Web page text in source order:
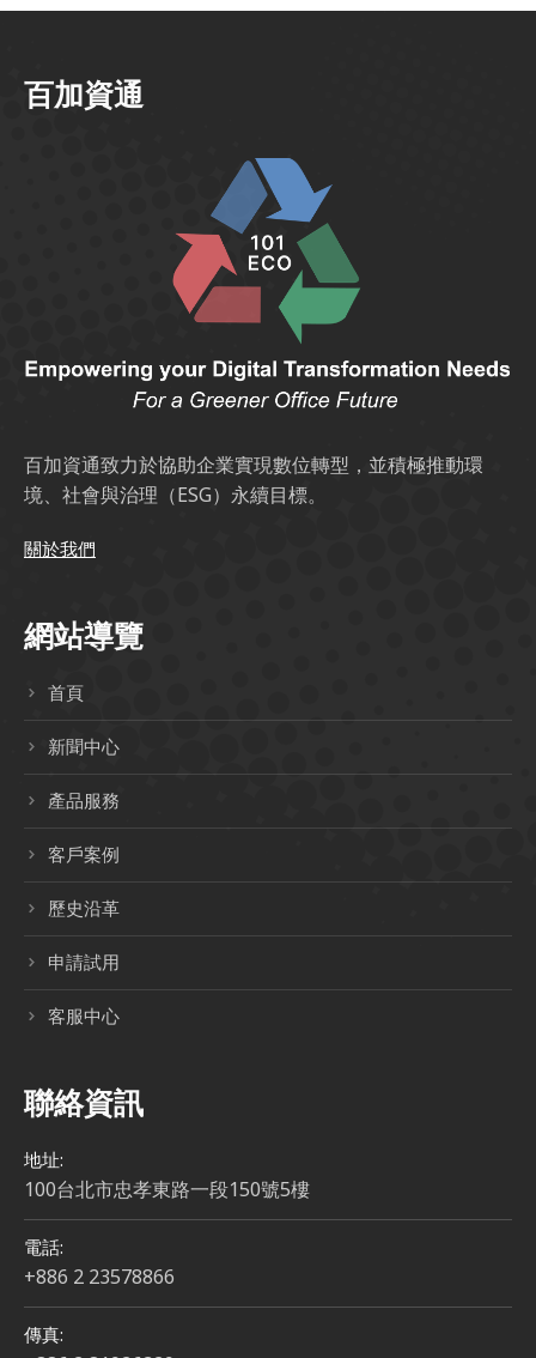
百加資通
百加資通致力於協助企業實現數位轉型，並積極推動環
境、社會與治理（ESG）永續目標。
關於我們
網站導覽
首頁
新聞中心
產品服務
客戶案例
歷史沿革
申請試用
客服中心
聯絡資訊
地址:
100台北市忠孝東路一段150號5樓
電話:
+886 2 23578866
傳真: